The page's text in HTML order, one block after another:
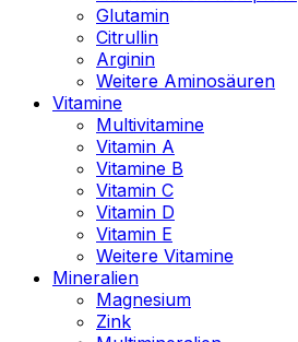
Glutamin
Citrullin
Arginin
Weitere Aminosäuren
Vitamine
Multivitamine
Vitamin A
Vitamine B
Vitamin C
Vitamin D
Vitamin E
Weitere Vitamine
Mineralien
Magnesium
Zink